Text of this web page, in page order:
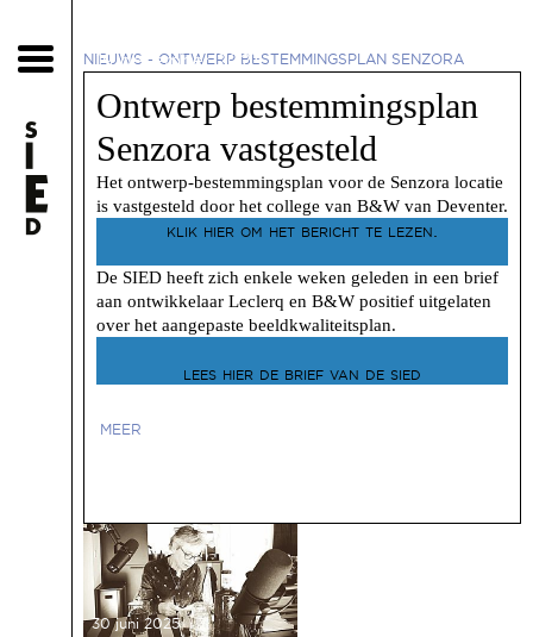
NIEUWS - ONTWERP BESTEMMINGSPLAN SENZORA
19 december 2023
Ontwerp bestemmingsplan
Senzora vastgesteld
Het ontwerp-bestemmingsplan voor de Senzora locatie
is vastgesteld door het college van B&W van Deventer.
klik hier om het bericht te lezen.
De SIED heeft zich enkele weken geleden in een brief
aan ontwikkelaar Leclerq en B&W positief uitgelaten
over het aangepaste beeldkwaliteitsplan.
lees hier de brief van de sied
MEER
30 juni 2025